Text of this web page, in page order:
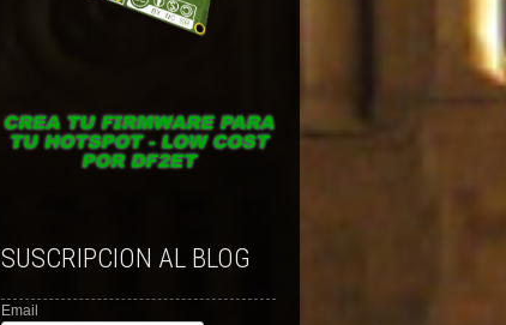
SUSCRIPCION AL BLOG
Email